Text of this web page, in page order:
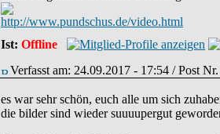
http://www.pundschus.de/video.html
Ist: Offline
Verfasst am: 24.09.2017 - 17:54 / Post
es war sehr schön, euch alle um sich
die bilder sind wieder suuuupergut